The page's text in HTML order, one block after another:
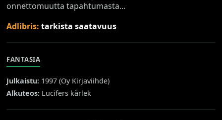
onnettomuutta tapahtumasta...
Adlibris:tarkista saatavuus
FANTASIA
Julkaistu: 1997 (Oy Kirjaviihde)
Alkuteos: Lucifers kärlek